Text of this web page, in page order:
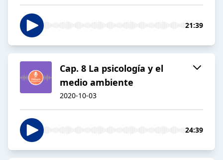
21:39
Cap. 8 La psicología y el
medio ambiente
2020-10-03
24:39